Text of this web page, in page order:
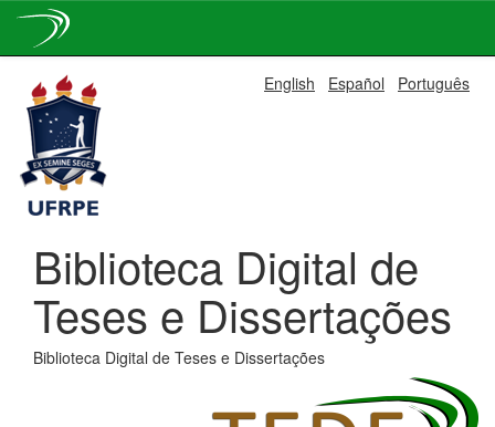
navigation
English Español Português
Biblioteca Digital de
Teses e Dissertações
Biblioteca Digital de Teses e Dissertações